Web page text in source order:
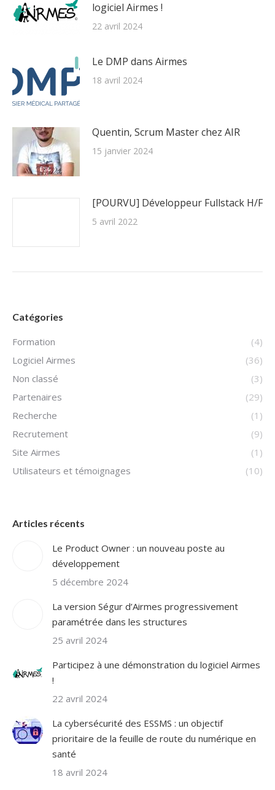
logiciel Airmes !
22 avril 2024
Le DMP dans Airmes
18 avril 2024
Quentin, Scrum Master chez AIR
15 janvier 2024
[POURVU] Développeur Fullstack H/F
5 avril 2022
Catégories
Formation
(4)
Logiciel Airmes
(36)
Non classé
(3)
Partenaires
(29)
Recherche
(1)
Recrutement
(9)
Site Airmes
(1)
Utilisateurs et témoignages
(10)
Articles récents
Le Product Owner : un nouveau poste au
développement
5 décembre 2024
La version Ségur d’Airmes progressivement
paramétrée dans les structures
25 avril 2024
Participez à une démonstration du logiciel Airmes
!
22 avril 2024
La cybersécurité des ESSMS : un objectif
prioritaire de la feuille de route du numérique en
santé
18 avril 2024